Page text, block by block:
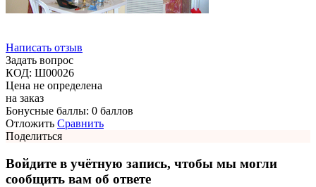
Написать отзыв
Задать вопрос
КОД: Ш00026
Цена не определена
на заказ
Бонусные баллы: 0 баллов
Отложить Сравнить
Поделиться
Войдите в учётную запись, чтобы мы могли
сообщить вам об ответе